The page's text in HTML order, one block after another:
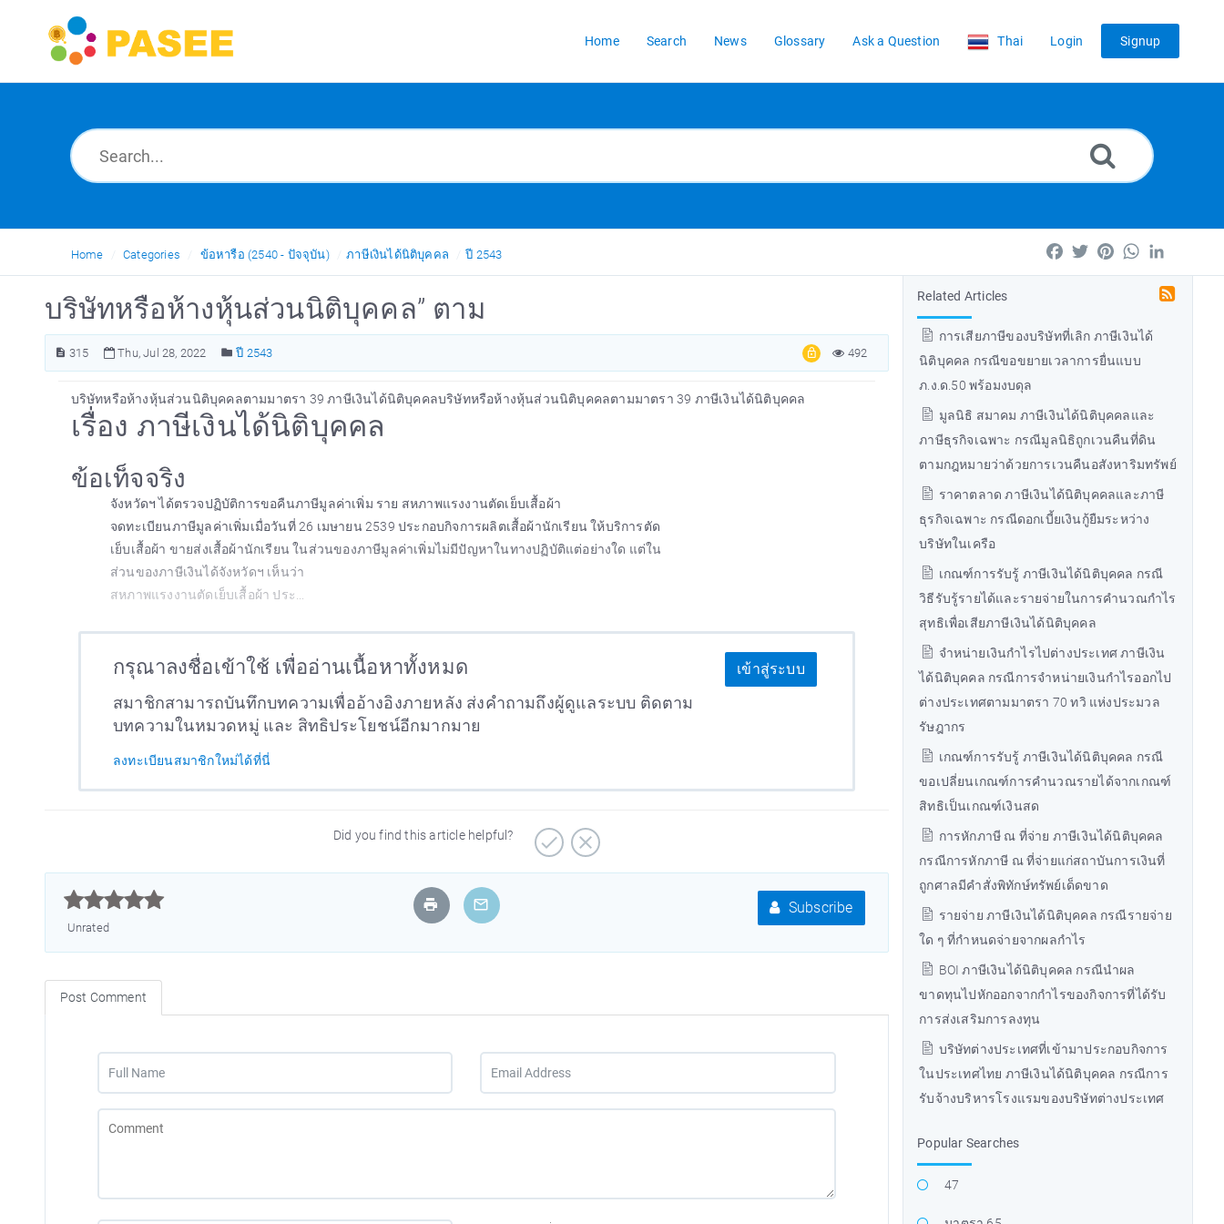
Home Search News Glossary Ask a Question Thai Login Signup
Home Categories ข้อหารือ (2540 - ปัจจุบัน) ภาษีเงินได้นิติบุคคล ปี 2543 Facebook
TwitterPinterestWhatsApp
Related Articles
การเสียภาษีของบริษัทที่เลิก ภาษีเงินได้
นิติบุคคล กรณีขอขยายเวลาการยื่นแบบ
ภ.ง.ด.50 พร้อมงบดุล
มูลนิธิ สมาคม ภาษีเงินได้นิติบุคคลและ
ภาษีธุรกิจเฉพาะ กรณีมูลนิธิถูกเวนคืนที่ดิน
ตามกฎหมายว่าด้วยการเวนคืนอสังหาริมทรัพย์
ราคาตลาด ภาษีเงินได้นิติบุคคลและภาษี
ธุรกิจเฉพาะ กรณีดอกเบี้ยเงินกู้ยืมระหว่าง
บริษัทในเครือ
เกณฑ์การรับรู้ ภาษีเงินได้นิติบุคคล กรณี
วิธีรับรู้รายได้และรายจ่ายในการคำนวณกำไร
สุทธิเพื่อเสียภาษีเงินได้นิติบุคคล
จำหน่ายเงินกำไรไปต่างประเทศ ภาษีเงิน
ได้นิติบุคคล กรณีการจำหน่ายเงินกำไรออกไป
ต่างประเทศตามมาตรา 70 ทวิ แห่งประมวล
รัษฎากร
เกณฑ์การรับรู้ ภาษีเงินได้นิติบุคคล กรณี
ขอเปลี่ยนเกณฑ์การคำนวณรายได้จากเกณฑ์
สิทธิเป็นเกณฑ์เงินสด
การหักภาษี ณ ที่จ่าย ภาษีเงินได้นิติบุคคล
กรณีการหักภาษี ณ ที่จ่ายแก่สถาบันการเงินที่
ถูกศาลมีคำสั่งพิทักษ์ทรัพย์เด็ดขาด
รายจ่าย ภาษีเงินได้นิติบุคคล กรณีรายจ่าย
ใด ๆ ที่กำหนดจ่ายจากผลกำไร
BOI ภาษีเงินได้นิติบุคคล กรณีนำผล
ขาดทุนไปหักออกจากกำไรของกิจการที่ได้รับ
การส่งเสริมการลงทุน
บริษัทต่างประเทศที่เข้ามาประกอบกิจการ
ในประเทศไทย ภาษีเงินได้นิติบุคคล กรณีการ
รับจ้างบริหารโรงแรมของบริษัทต่างประเทศ
Popular Searches
47
บริษัทหรือห้างหุ้นส่วนนิติบุคคล” ตาม
315 Thu, Jul 28, 2022 ปี 2543 492
บริษัทหรือห้างหุ้นส่วนนิติบุคคลตามมาตรา 39 ภาษีเงินได้นิติบุคคลบริษัทหรือห้างหุ้นส่วนนิติบุคคลตามมาตรา 39 ภาษีเงินได้นิติบุคคล
เรื่อง ภาษีเงินได้นิติบุคคล
ข้อเท็จจริง
จังหวัดฯ ได้ตรวจปฏิบัติการขอคืนภาษีมูลค่าเพิ่ม ราย สหภาพแรงงานตัดเย็บเสื้อผ้า
จดทะเบียนภาษีมูลค่าเพิ่มเมื่อวันที่ 26 เมษายน 2539 ประกอบกิจการผลิตเสื้อผ้านักเรียน ให้บริการตัด
เย็บเสื้อผ้า ขายส่งเสื้อผ้านักเรียน ในส่วนของภาษีมูลค่าเพิ่มไม่มีปัญหาในทางปฏิบัติแต่อย่างใด แต่ใน
ส่วนของภาษีเงินได้จังหวัดฯ เห็นว่า
สหภาพแรงงานตัดเย็บเสื้อผ้า ประ...
กรุณาลงชื่อเข้าใช้ เพื่ออ่านเนื้อหาทั้งหมด
สมาชิกสามารถบันทึกบทความเพื่ออ้างอิงภายหลัง ส่งคำถามถึงผู้ดูแลระบบ ติดตาม
บทความในหมวดหมู่ และ สิทธิประโยชน์อีกมากมาย
ลงทะเบียนสมาชิกใหม่ได้ที่นี่
เข้าสู่ระบบ
Did you find this article helpful?



Unrated
Subscribe
Post Comment